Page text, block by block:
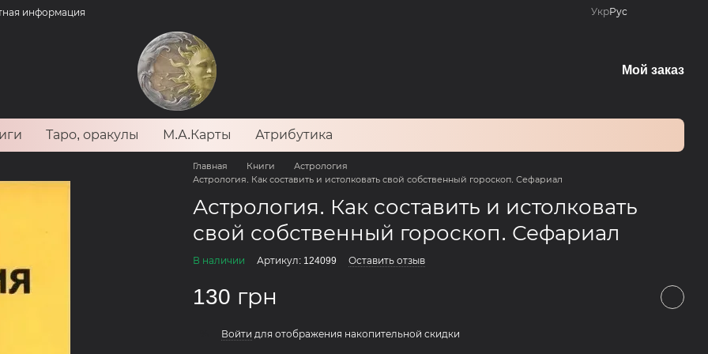
информация УкрРус
Мой заказ
Таро, оракулы М.А.Карты Атрибутика
Главная Книги
Астрология
Астрология. Как составить и истолковать свой собственный гороскоп. Сефариал
Астрология. Как составить и истолковать
свой собственный гороскоп. Сефариал
В наличии Артикул: 124099 Оставить отзыв
130 грн
Войти для отображения накопительной скидки